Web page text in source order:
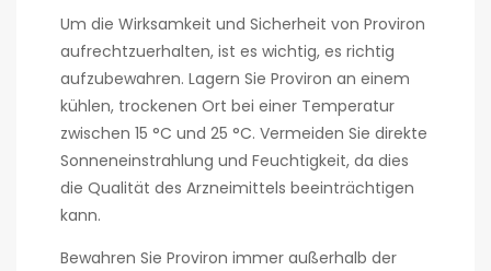
Um die Wirksamkeit und Sicherheit von Proviron
aufrechtzuerhalten, ist es wichtig, es richtig
aufzubewahren. Lagern Sie Proviron an einem
kühlen, trockenen Ort bei einer Temperatur
zwischen 15 °C und 25 °C. Vermeiden Sie direkte
Sonneneinstrahlung und Feuchtigkeit, da dies
die Qualität des Arzneimittels beeinträchtigen
kann.
Bewahren Sie Proviron immer außerhalb der